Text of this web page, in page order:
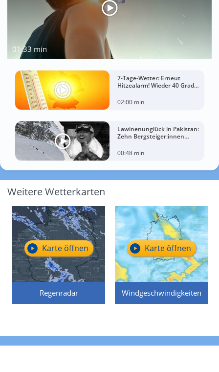
01:33 min
7-Tage-Wetter: Erneut
Hitzealarm! Wieder 40 Grad
02:00 min
Lawinenunglück in Pakistan:
Zehn Bergsteiger:innen
00:48 min
Weitere Wetterkarten
Regenradar
Karte öffnen
Windgeschwindigkeiten
Karte öffnen